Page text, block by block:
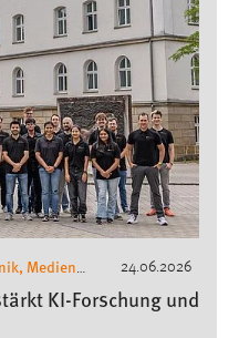
24.06.2026
Medien
KI-Forschung und